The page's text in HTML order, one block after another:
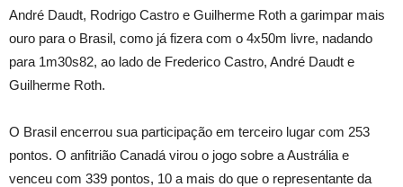
André Daudt, Rodrigo Castro e Guilherme Roth a garimpar mais
ouro para o Brasil, como já fizera com o 4x50m livre, nadando
para 1m30s82, ao lado de Frederico Castro, André Daudt e
Guilherme Roth.
O Brasil encerrou sua participação em terceiro lugar com 253
pontos. O anfitrião Canadá virou o jogo sobre a Austrália e
venceu com 339 pontos, 10 a mais do que o representante da